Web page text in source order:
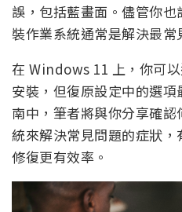
誤，包括藍畫面。儘管你
裝作業系統通常是解決最常
在 Windows 11 上，你可
安裝，但復原設定中的選
南中，筆者將與你分享確
統來解決常見問題的症狀
修復更有效率。